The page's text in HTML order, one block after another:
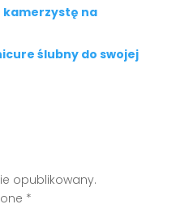
kamerzystę na
ślubny do swojej
opublikowany.
*